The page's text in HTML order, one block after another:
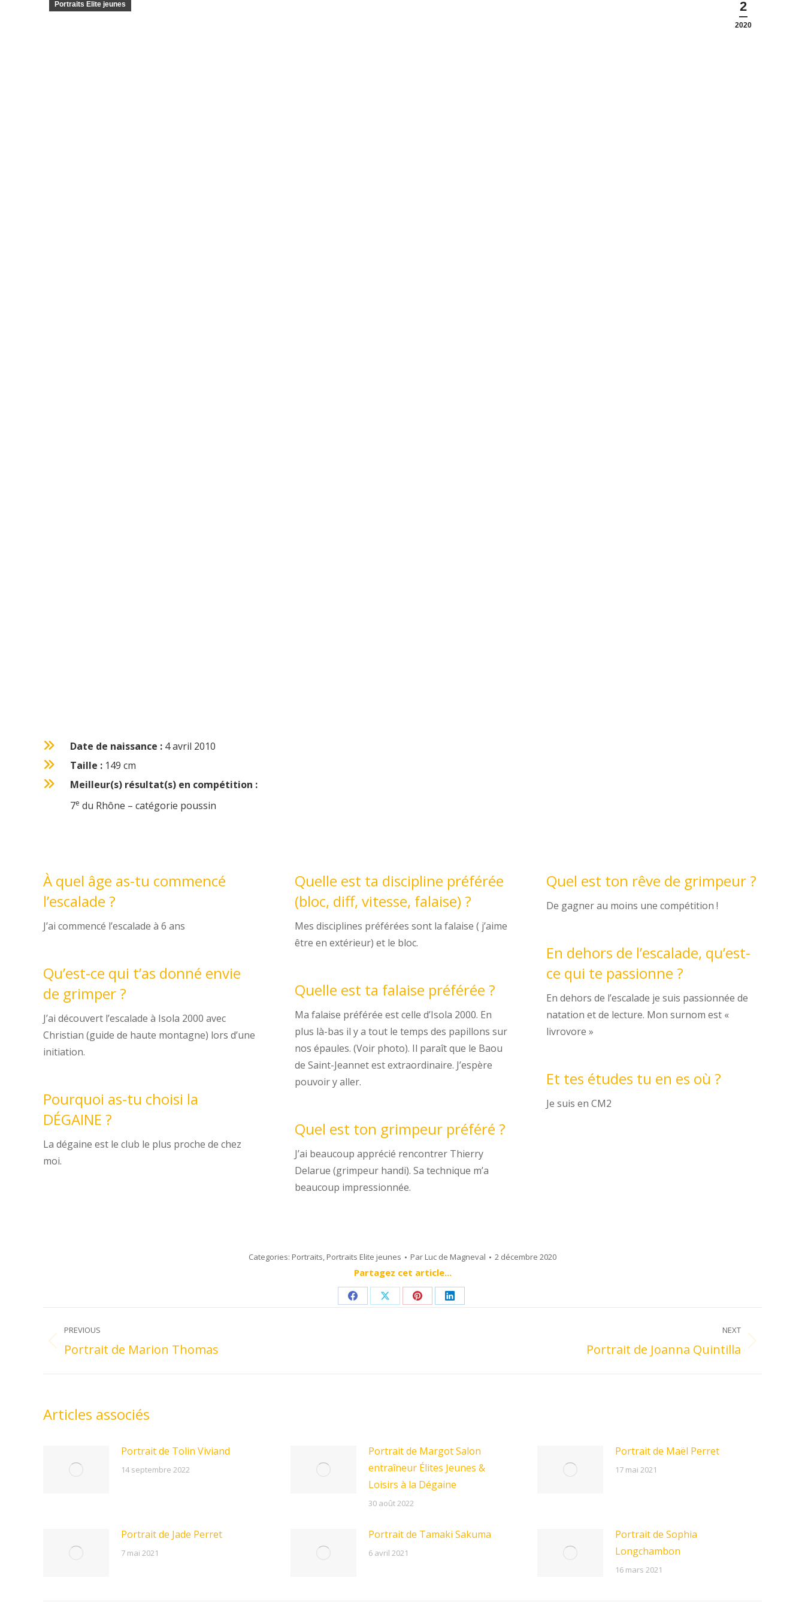
2
2020
Portraits Elite jeunes
Date de naissance : 4 avril 2010
Taille : 149 cm
Meilleur(s) résultat(s) en compétition :
7e du Rhône – catégorie poussin
À quel âge as-tu commencé
l’escalade ?
J’ai commencé l’escalade à 6 ans
Qu’est-ce qui t’as donné envie
de grimper ?
J’ai découvert l’escalade à Isola 2000 avec
Christian (guide de haute montagne) lors d’une
initiation.
Pourquoi as-tu choisi la
DÉGAINE ?
La dégaine est le club le plus proche de chez
moi.
Quelle est ta discipline préférée
(bloc, diff, vitesse, falaise) ?
Mes disciplines préférées sont la falaise ( j’aime
être en extérieur) et le bloc.
Quelle est ta falaise préférée ?
Ma falaise préférée est celle d’Isola 2000. En
plus là-bas il y a tout le temps des papillons sur
nos épaules. (Voir photo). Il paraît que le Baou
de Saint-Jeannet est extraordinaire. J’espère
pouvoir y aller.
Quel est ton grimpeur préféré ?
J’ai beaucoup apprécié rencontrer Thierry
Delarue (grimpeur handi). Sa technique m’a
beaucoup impressionnée.
Quel est ton rêve de grimpeur ?
De gagner au moins une compétition !
En dehors de l’escalade, qu’est-
ce qui te passionne ?
En dehors de l’escalade je suis passionnée de
natation et de lecture. Mon surnom est «
livrovore »
Et tes études tu en es où ?
Je suis en CM2
Categories: Portraits, Portraits Elite jeunes Par Luc de Magneval 2 décembre 2020
Partagez cet article...
Share Share Share Share
navigation
PREVIOUS
Previous
Portrait de Marion Thomas
NEXT
Portrait de Joanna Quintilla
Articles associés
Portrait de Tolin Viviand
14 septembre 2022
Portrait de Margot Salon
entraîneur Élites Jeunes &
Loisirs à la Dégaine
30 août 2022
Portrait de Maël Perret
17 mai 2021
Portrait de Jade Perret
7 mai 2021
Portrait de Tamaki Sakuma
6 avril 2021
Portrait de Sophia
Longchambon
16 mars 2021